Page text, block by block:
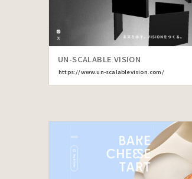
UN-SCALABLE VISION
https://www.un-scalablevision.com/